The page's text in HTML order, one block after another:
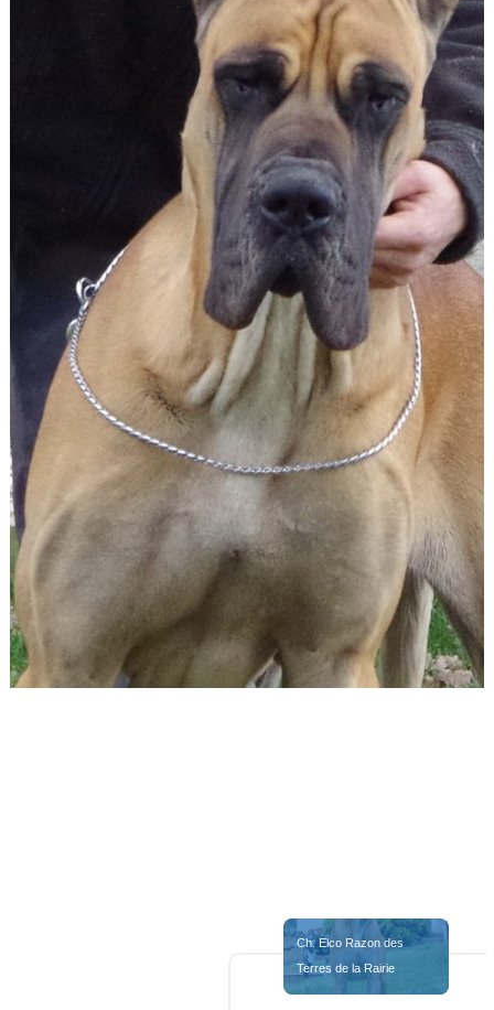
Ch. Elco Razon des
Terres de la Rairie